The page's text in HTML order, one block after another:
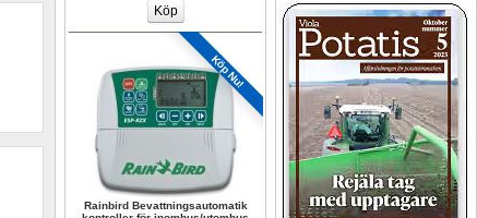
Köp Nu!
Rainbird Bevattningsautomatik